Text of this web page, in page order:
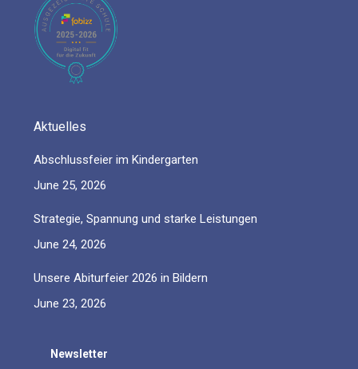
new
window
new
window
new
window
Aktuelles
Abschlussfeier im Kindergarten
June 25, 2026
Strategie, Spannung und starke Leistungen
June 24, 2026
Unsere Abiturfeier 2026 in Bildern
June 23, 2026
Newsletter